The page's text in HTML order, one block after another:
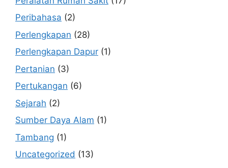
Peribahasa (2)
Perlengkapan (28)
Perlengkapan Dapur (1)
Pertanian (3)
Pertukangan (6)
Sejarah (2)
Sumber Daya Alam (1)
Tambang (1)
Uncategorized (13)